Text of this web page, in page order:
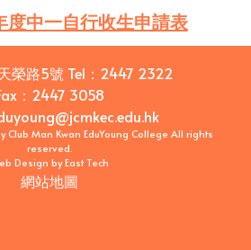
中一自行收生申請表
榮路5號 Tel： 2447 2322
： 2447 3058
Club Man Kwan EduYoung College All rights
reserved.
Design byEast Tech
網站地圖